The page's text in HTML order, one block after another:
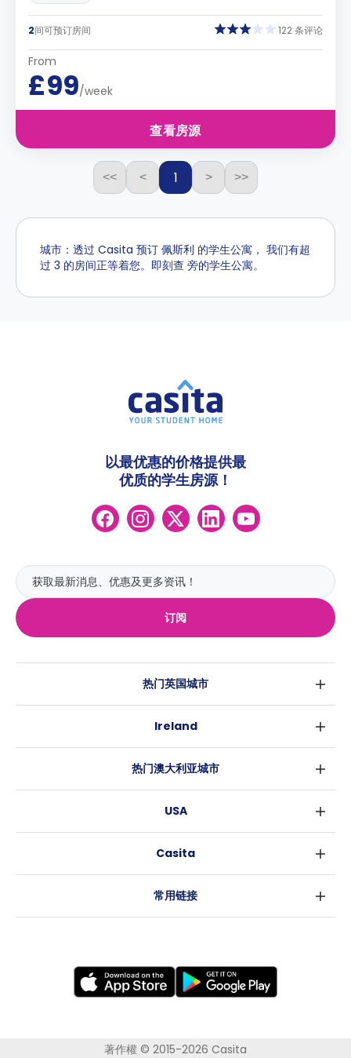
2间可预订房间 122 条评论
From
£99/week
查看房源
<< < 1 > >>
城市：透过 Casita 预订 佩斯利 的学生公寓， 我们有超
过 3 的房间正等着您。即刻查 旁的学生公寓。
订阅
以最优惠的价格提供最
优质的学生房源！
热门英国城市
格拉斯哥
爱丁堡
利兹
布里斯托
卡迪夫
布拉德福德
纽卡斯尔
伍尔弗汉普顿
Ireland
都柏林
热门澳大利亚城市
布里斯班
阿德莱德
USA
洛杉矶
Casita
常用链接
著作權 © 2015-2026 Casita